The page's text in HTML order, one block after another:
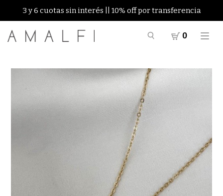
3 y 6 cuotas sin interés || 10% off por transferencia
0